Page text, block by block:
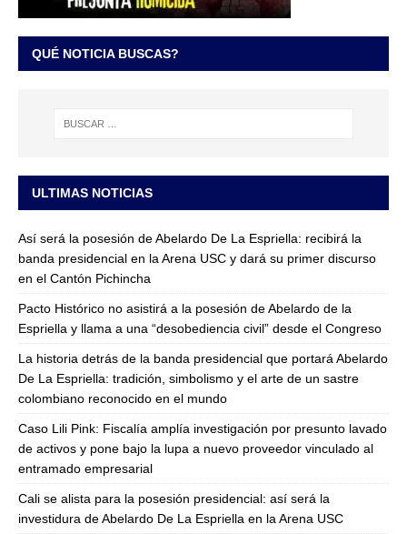
QUÉ NOTICIA BUSCAS?
ULTIMAS NOTICIAS
Así será la posesión de Abelardo De La Espriella: recibirá la
banda presidencial en la Arena USC y dará su primer discurso
en el Cantón Pichincha
Pacto Histórico no asistirá a la posesión de Abelardo de la
Espriella y llama a una “desobediencia civil” desde el Congreso
La historia detrás de la banda presidencial que portará Abelardo
De La Espriella: tradición, simbolismo y el arte de un sastre
colombiano reconocido en el mundo
Caso Lili Pink: Fiscalía amplía investigación por presunto lavado
de activos y pone bajo la lupa a nuevo proveedor vinculado al
entramado empresarial
Cali se alista para la posesión presidencial: así será la
investidura de Abelardo De La Espriella en la Arena USC